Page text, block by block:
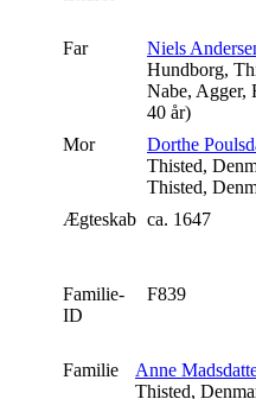
Far Niels
Hundborg,
Nabe, Agger,
40 år)
Mor
Dorthe
Thisted,
Thisted,
Ægteskab ca. 1647
Familie-
ID
F839
Familie Anne
Thisted,